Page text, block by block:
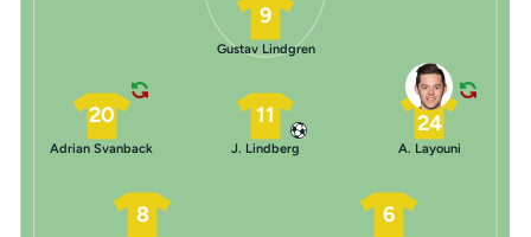
8 6
20
Adrian Svanback
11
J. Lindberg
24
A. Layouni
9
Gustav Lindgren